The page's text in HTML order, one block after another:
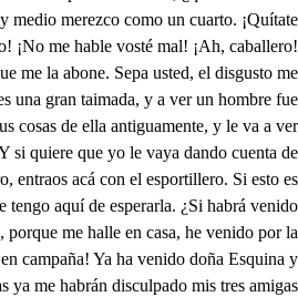
medio merezco como un cuarto. ¡Quítate
¡No me hable vosté mal! ¡Ah, caballero!
me la abone. Sepa usted, el disgusto me
una gran taimada, y a ver un hombre fue
cosas de ella antiguamente, y le va a ver
si quiere que yo le vaya dando cuenta de
entraos acá con el esportillero. Si esto es
tengo aquí de esperarla. ¿Si habrá venido
porque me halle en casa, he venido por la
campaña! Ya ha venido doña Esquina y
ya me habrán disculpado mis tres amigas